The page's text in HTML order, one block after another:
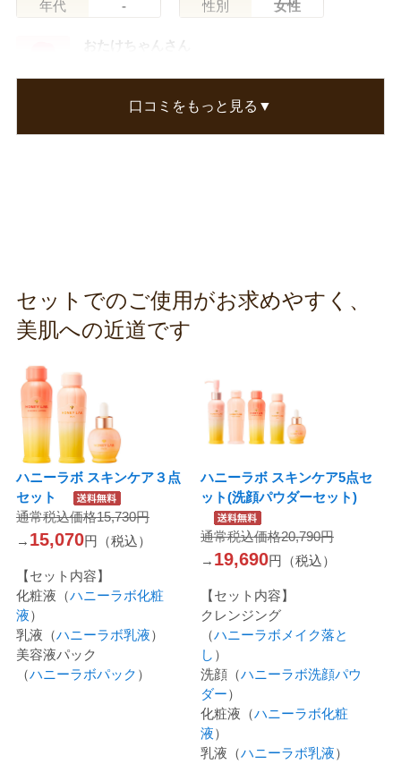
年代 - 性別 女性
おたけちゃんさん
ちます。お肌もすべすべ、つるつるになり、とて
口コミをもっと見る▼
セットでのご使用がお求めやすく、
美肌への近道です
ハニーラボ スキンケア３点
セット
通常税込価格15,730円
→ 15,070円（税込）
【セット内容】
化粧液（ハニーラボ化粧
液）
乳液（ハニーラボ乳液）
美容液パック
（ハニーラボパック ）
ハニーラボ スキンケア5点セ
ット(洗顔パウダーセット)
通常税込価格20,790円
→ 19,690円（税込）
【セット内容】
クレンジング
（ハニーラボメイク落と
し ）
洗顔（ハニーラボ洗顔パウ
ダー）
化粧液（ハニーラボ化粧
液）
乳液（ハニーラボ乳液）